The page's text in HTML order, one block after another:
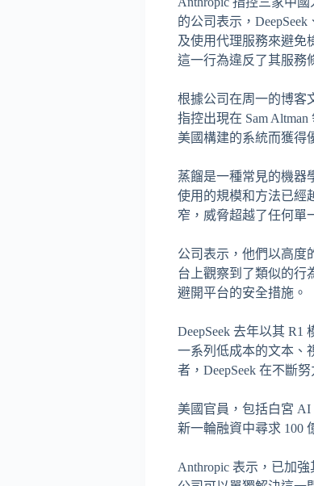
的公司表示，
及使用代理服務來避免
這一行為違反了其服務
根據公司在周一的博客
指控出現在 Sam
美國構建的系統而獲得
蒸餾是一種常見的機器
使用的規模和方法已經
窄，威脅超越了任何單
公司表示，他們以高度
台上觀察到了類似的行
避開平台的安全措施。
DeepSeek 去年以其
一系列低成本的文本、
者，DeepSeek 在不斷
美國官員，包括白宮 AI
新一輪融資中尋求 100
Anthropic 表示，已加